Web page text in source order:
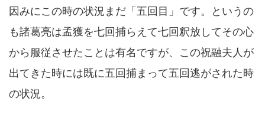
因みにこの時の状況まだ「五回目」です。というの
も諸葛亮は孟獲を七回捕らえて七回釈放してその心
から服従させたことは有名ですが、この祝融夫人が
出てきた時には既に五回捕まって五回逃がされた時
の状況。